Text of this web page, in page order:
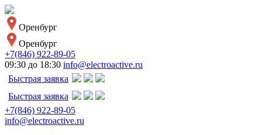
Оренбург
Оренбург
+7(846) 922-89-05
09:30 до 18:30 info@electroactive.ru
Быстрая заявка
Быстрая заявка
+7(846) 922-89-05
info@electroactive.ru